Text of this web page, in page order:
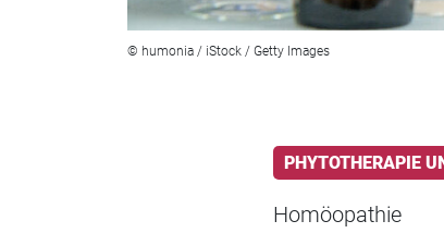
© humonia / iStock / Getty Images
PHYTOTHERAPIE
Homöopathie